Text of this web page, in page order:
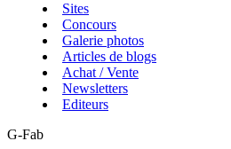
Sites
Concours
Galerie photos
Articles de blogs
Achat / Vente
Newsletters
Editeurs
G-Fab